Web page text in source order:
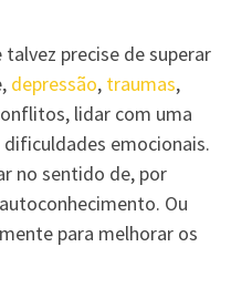
precise de superar
depressão, traumas,
lidar com uma
emocionais.
no sentido de, por
Ou
para melhorar os